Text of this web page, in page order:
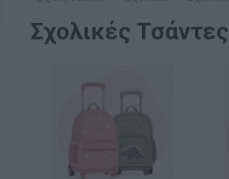
Σχολικές Τσάντες